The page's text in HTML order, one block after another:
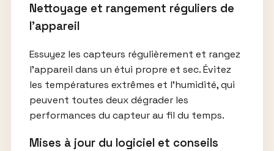
Nettoyage et rangement réguliers de
l’appareil
Essuyez les capteurs régulièrement et rangez
l’appareil dans un étui propre et sec. Évitez
les températures extrêmes et l’humidité, qui
peuvent toutes deux dégrader les
performances du capteur au fil du temps.
Mises à jour du logiciel et conseils